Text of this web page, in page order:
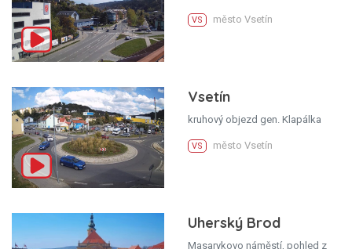
VS město Vsetín
Vsetín
kruhový objezd gen. Klapálka
VS město Vsetín
Uherský Brod
Masarykovo náměstí, pohled z